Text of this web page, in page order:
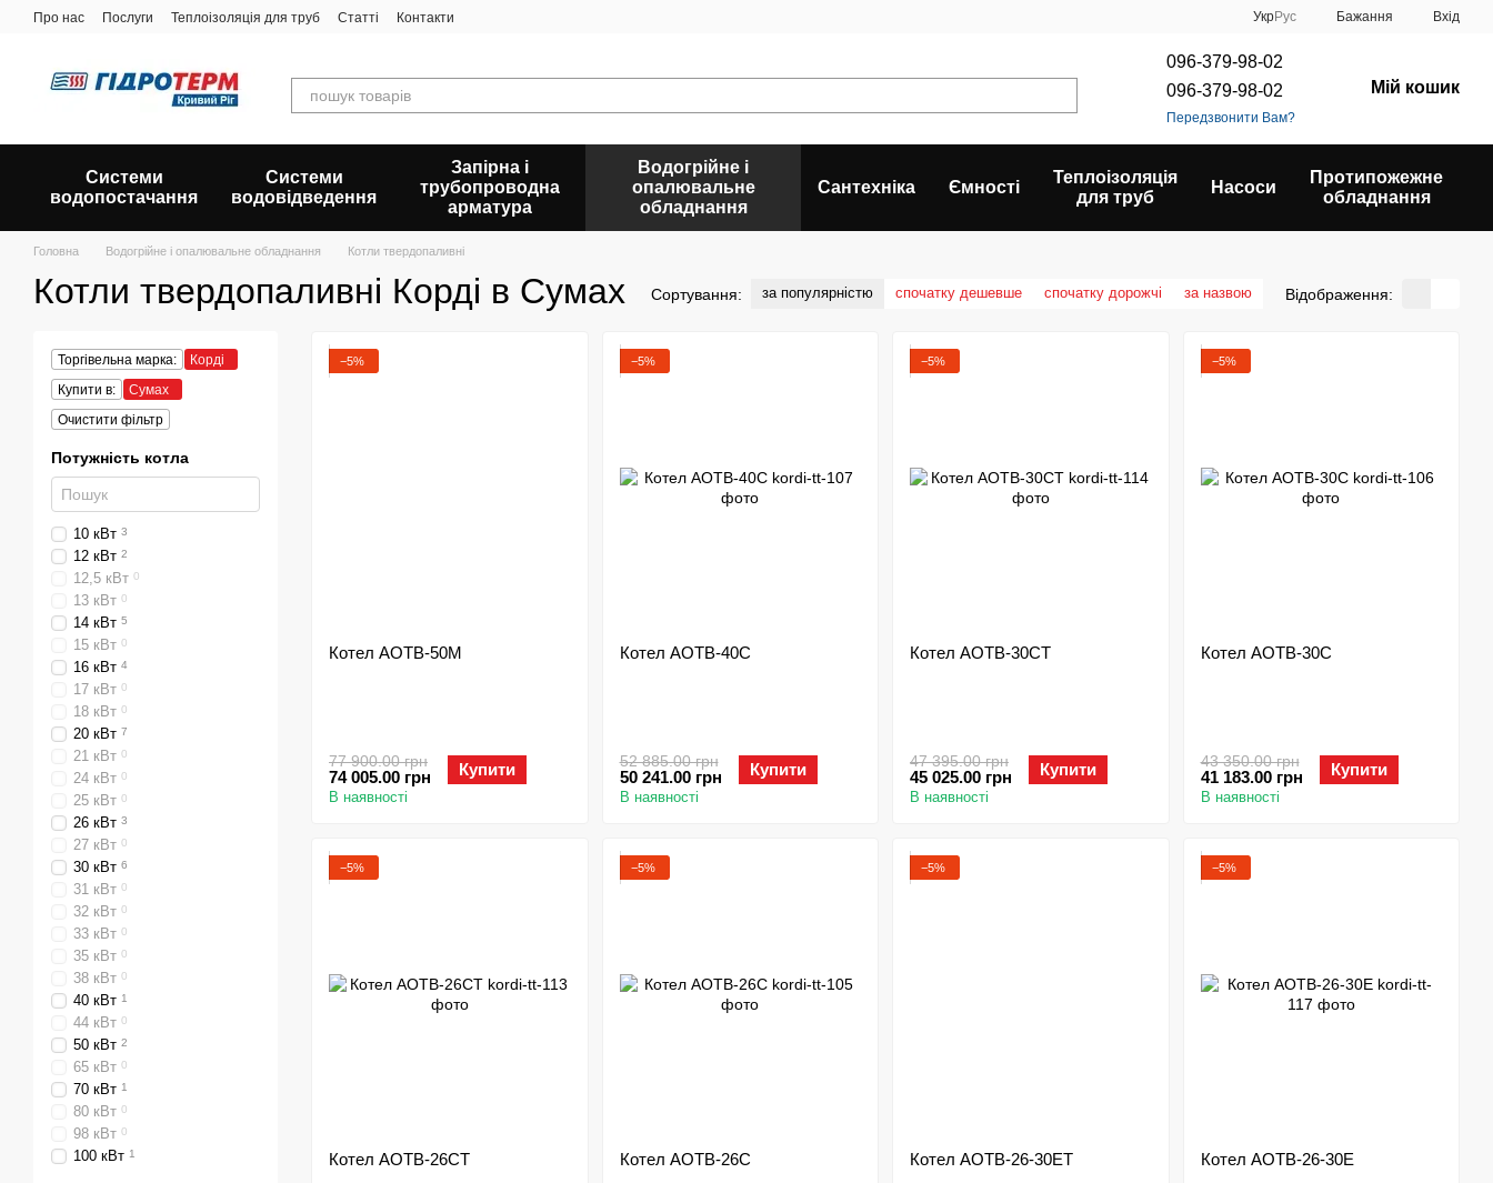
Перейти до основного контенту
Про нас Послуги Теплоізоляція для труб Статті Контакти УкрРус Бажання Вхід
096-379-98-02
096-379-98-02
Передзвонити Вам?
Мій кошик
Системи
водопостачання
Системи
водовідведення
Запірна і
трубопроводна
арматура
Водогрійне і
опалювальне
обладнання
Сантехніка Ємності
Теплоізоляція
для труб
Насоси
Протипожежне
обладнання
Головна Водогрійне і опалювальне обладнання Котли твердопаливні
Котли твердопаливні Корді в Сумах Сортування: за популярністю спочатку дешевше спочатку дорожчі за назвою Відображення:
−5%
Котел АОТВ-50М
77 900.00 грн
74 005.00 грн Купити
В наявності
−5%
Котел АОТВ-40С
52 885.00 грн
50 241.00 грн Купити
В наявності
−5%
Котел АОТВ-30СТ
47 395.00 грн
45 025.00 грн Купити
В наявності
−5%
Котел АОТВ-30С
43 350.00 грн
41 183.00 грн Купити
В наявності
−5%
Котел АОТВ-26СТ
−5%
Котел АОТВ-26С
−5%
Котел АОТВ-26-30ЕТ
−5%
Котел АОТВ-26-30Е
Торгівельна марка:
Корді
Купити в:
Сумах
Очистити фільтр
Потужність котла
10 кВт 3
12 кВт 2
12,5 кВт 0
13 кВт 0
14 кВт 5
15 кВт 0
16 кВт 4
17 кВт 0
18 кВт 0
20 кВт 7
21 кВт 0
24 кВт 0
25 кВт 0
26 кВт 3
27 кВт 0
30 кВт 6
31 кВт 0
32 кВт 0
33 кВт 0
35 кВт 0
38 кВт 0
40 кВт 1
44 кВт 0
50 кВт 2
65 кВт 0
70 кВт 1
80 кВт 0
98 кВт 0
100 кВт 1